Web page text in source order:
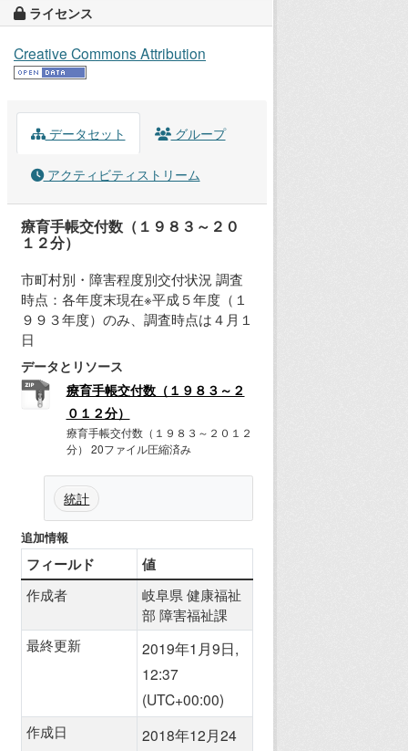
ライセンス
Creative Commons Attribution
データセット グループ
アクティビティストリーム
療育手帳交付数（１９８３～２０
１２分）
市町村別・障害程度別交付状況 調査
時点：各年度末現在※平成５年度（１
９９３年度）のみ、調査時点は４月１
日
データとリソース
療育手帳交付数（１９８３～２
０１２分）
療育手帳交付数（１９８３～２０１２
分） 20ファイル圧縮済み
統計
追加情報
フィールド 値
作成者
岐阜県 健康福祉
部 障害福祉課
最終更新
2019年1月9日,
12:37
(UTC+00:00)
作成日
2018年12月24